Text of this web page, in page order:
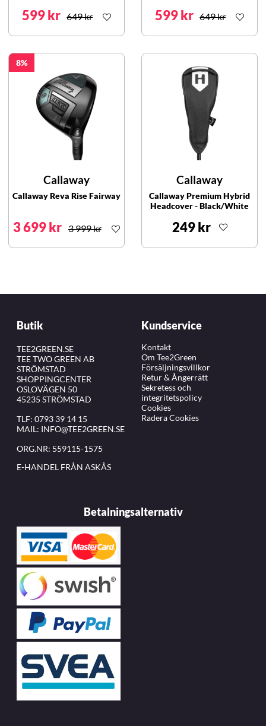
599 kr 649 kr 599 kr 649 kr
8
Callaway
Callaway Reva Rise Fairway
3 699 kr 3 999 kr
Callaway
Callaway Premium Hybrid
Headcover - Black/White
249 kr
Butik
TEE2GREEN.SE
TEE TWO GREEN AB
STRÖMSTAD
SHOPPINGCENTER
OSLOVÄGEN 50
45235 STRÖMSTAD
TLF: 0793 39 14 15
MAIL: INFO@TEE2GREEN.SE
ORG.NR: 559115-1575
E-HANDEL FRÅN ASKÅS
Kundservice
Kontakt
Om Tee2Green
Försäljningsvillkor
Retur & Ångerrätt
Sekretess och
integritetspolicy
Cookies
Radera Cookies
Betalningsalternativ